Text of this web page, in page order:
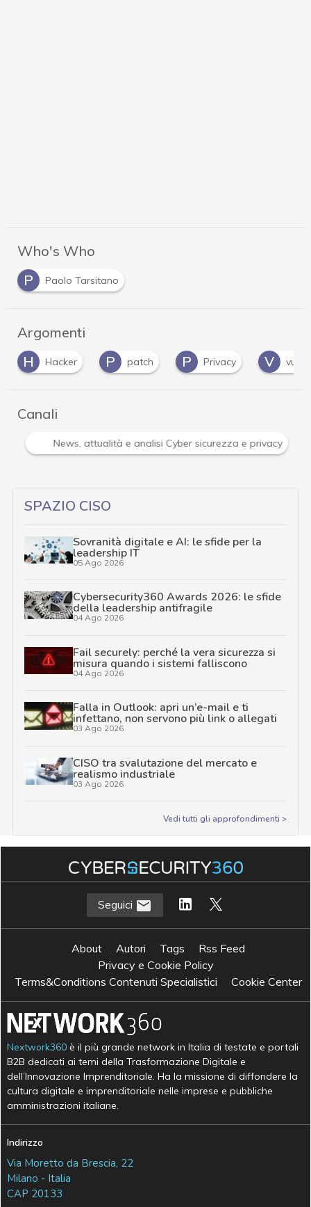
Who's Who
P
Paolo Tarsitano
Argomenti
P
patch P Privacy V vulnerabilità Z
Canali
Attacchi hacker e Malware: le ultime news in tempo
SPAZIO CISO
Sovranità digitale e AI: le sfide per la
leadership IT
05 Ago 2026
Cybersecurity360 Awards 2026: le sfide
della leadership antifragile
04 Ago 2026
Fail securely: perché la vera sicurezza si
misura quando i sistemi falliscono
04 Ago 2026
Falla in Outlook: apri un’e-mail e ti
infettano, non servono più link o allegati
03 Ago 2026
CISO tra svalutazione del mercato e
realismo industriale
03 Ago 2026
Vedi tutti gli approfondimenti >
Seguici
About Autori Tags
Rss Feed
Privacy e Cookie Policy
Terms&Conditions Contenuti Specialistici
Cookie Center
Nextwork360 è il più grande network in Italia di testate e portali
B2B dedicati ai temi della Trasformazione Digitale e
dell’Innovazione Imprenditoriale. Ha la missione di diffondere la
cultura digitale e imprenditoriale nelle imprese e pubbliche
amministrazioni italiane.
Indirizzo
Via Moretto da Brescia, 22
Milano - Italia
CAP 20133